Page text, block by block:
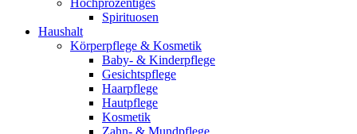
Hochprozentiges
Spirituosen
Haushalt
Körperpflege & Kosmetik
Baby- & Kinderpflege
Gesichtspflege
Haarpflege
Hautpflege
Kosmetik
Zahn- & Mundpflege